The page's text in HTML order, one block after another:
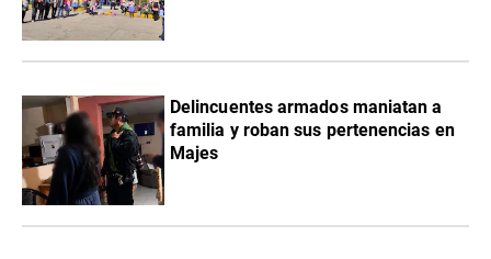
Delincuentes armados maniatan a
familia y roban sus pertenencias en
Majes